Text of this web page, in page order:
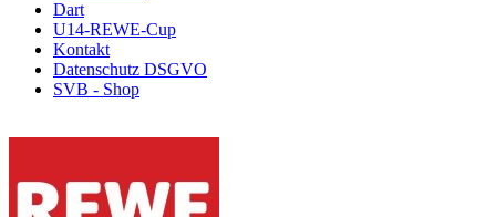
Dart
U14-REWE-Cup
Kontakt
Datenschutz DSGVO
SVB - Shop